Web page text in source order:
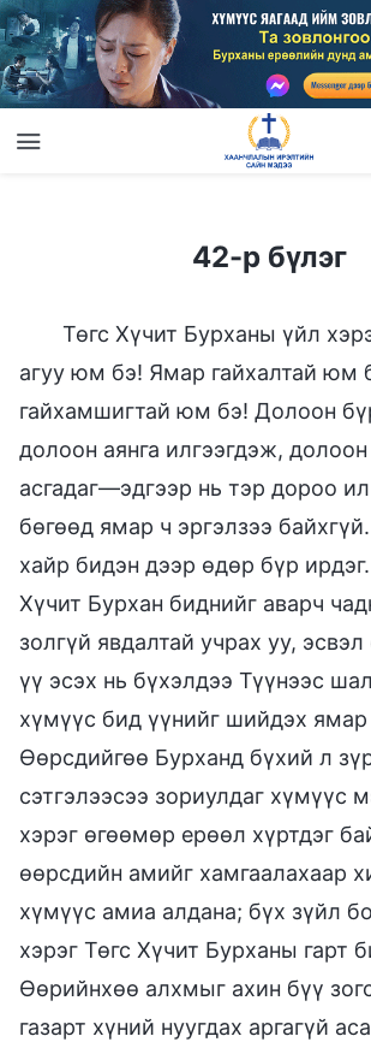
42-р бүлэг
Төгс Хүчит Бурханы үйл
агуу юм бэ! Ямар гайхалтай юм
гайхамшигтай юм бэ! Долоон
долоон аянга илгээгдэж, долоон
асгадаг—эдгээр нь тэр дороо ил
бөгөөд ямар ч эргэлзээ
хайр бидэн дээр өдөр бүр
Хүчит Бурхан биднийг аварч
золгүй явдалтай учрах уу,
үү эсэх нь бүхэлдээ Түүнээс
хүмүүс бид үүнийг шийдэх ямар
Өөрсдийгөө Бурханд бүхий л
сэтгэлээсээ зориулдаг хүмүүс
хэрэг өгөөмөр ерөөл хүртдэг
өөрсдийн амийг хамгаалахаар
хүмүүс амиа алдана; бүх зүйл
хэрэг Төгс Хүчит Бурханы гарт
Өөрийнхөө алхмыг ахин бүү
газарт хүний нуугдах аргагүй